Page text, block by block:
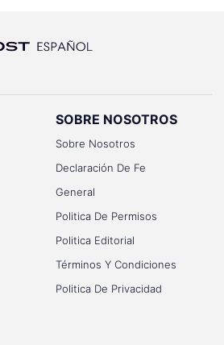
SOBRE NOSOTROS
Sobre Nosotros
Declaración De Fe
General
Politica De Permisos
Politica Editorial
Términos Y Condiciones
Politica De Privacidad